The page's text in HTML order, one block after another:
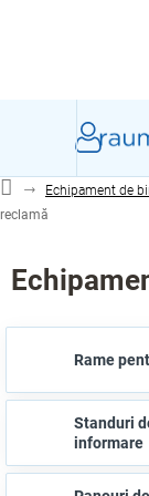
Echipament de
reclamă
Rame
Standuri
informare